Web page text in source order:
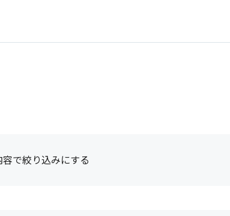
で絞り込みにする